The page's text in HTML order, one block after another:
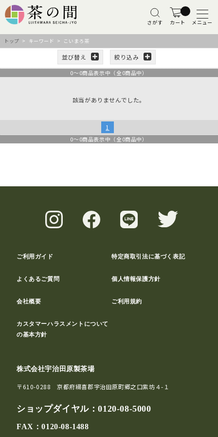
さがす カート メニュー
トップ > キーワード > こいまろ茶
並び替え 絞り込み
0～0商品表示中（全0商品中）
該当がありませんでした。
1
0～0商品表示中（全0商品中）
ご利用ガイド 特定商取引法に基づく表記
よくあるご質問 個人情報保護方針
会社概要 ご利用規約
カスタマーハラスメントについて
の基本方針
株式会社宇治田原製茶場
〒610-0288 京都府綴喜郡宇治田原町郷之口紫坊４-１
ショップダイヤル：0120-08-5000
FAX：0120-08-1488